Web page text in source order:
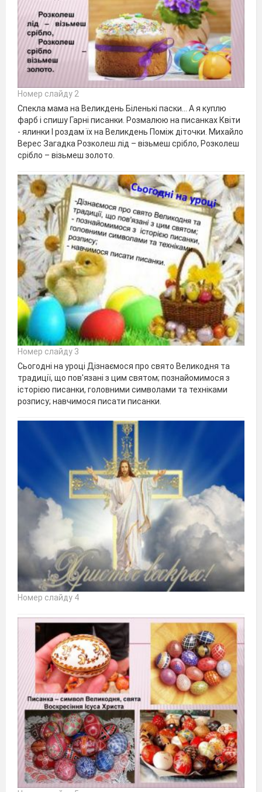
Номер слайду 2
Спекла мама на Великдень Біленькі паски… А я куплю
фарб і спишу Гарні писанки. Розмалюю на писанках Квіти
- ялинки І роздам їх на Великдень Поміж діточки. Михайло
Верес Загадка Розколеш лід – візьмеш срібло, Розколеш
срібло – візьмеш золото.
Номер слайду 3
Сьогодні на уроці Дізнаємося про свято Великодня та
традиції, що пов'язані з цим святом; познайомимося з
історією писанки, головними символами та техніками
розпису; навчимося писати писанки.
Номер слайду 4